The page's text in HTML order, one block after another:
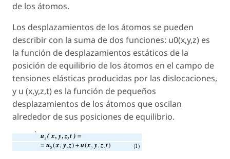
de los átomos.
Los desplazamientos de los átomos se pueden
describir con la suma de dos funciones: u0(x,y,z) es
la función de desplazamientos estáticos de la
posición de equilibrio de los átomos en el campo de
tensiones elásticas producidas por las dislocaciones,
y u (x,y,z,t) es la función de pequeños
desplazamientos de los átomos que oscilan
alrededor de sus posiciones de equilibrio.